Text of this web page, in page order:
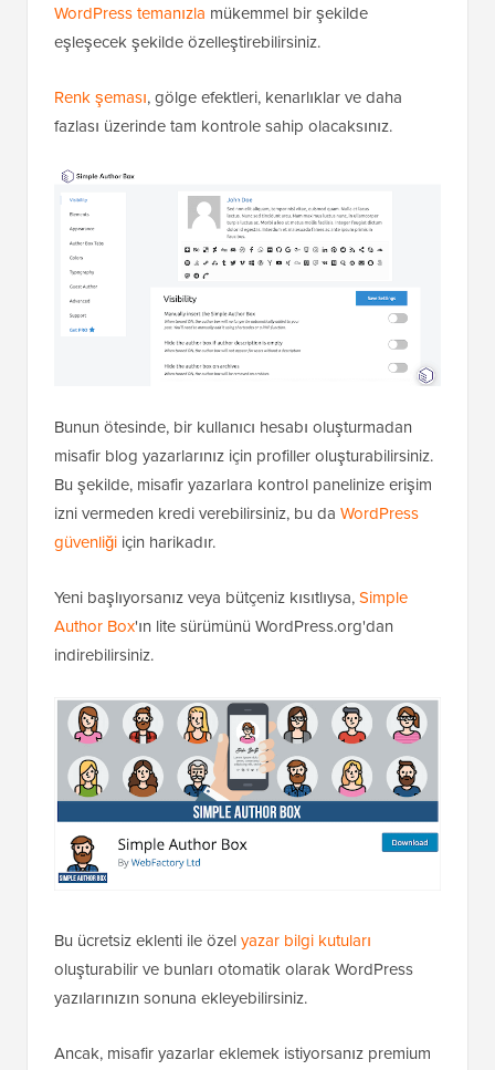
WordPress temanızla mükemmel bir şekilde
eşleşecek şekilde özelleştirebilirsiniz.
Renk şeması, gölge efektleri, kenarlıklar ve daha
fazlası üzerinde tam kontrole sahip olacaksınız.
Bunun ötesinde, bir kullanıcı hesabı oluşturmadan
misafir blog yazarlarınız için profiller oluşturabilirsiniz.
Bu şekilde, misafir yazarlara kontrol panelinize erişim
izni vermeden kredi verebilirsiniz, bu da WordPress
güvenliği için harikadır.
Yeni başlıyorsanız veya bütçeniz kısıtlıysa,Simple
Author Box'ın lite sürümünü WordPress.org'dan
indirebilirsiniz.
Bu ücretsiz eklenti ile özelyazar bilgi kutuları
oluşturabilir ve bunları otomatik olarak WordPress
yazılarınızın sonuna ekleyebilirsiniz.
Ancak, misafir yazarlar eklemek istiyorsanız premium